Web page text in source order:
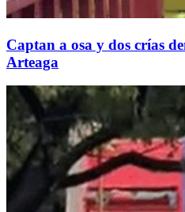
Captan a osa y dos crías
Arteaga